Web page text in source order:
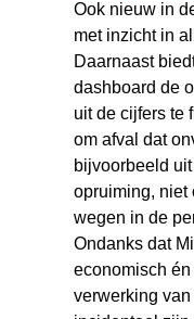
Ook nieuw in
met inzicht in
Daarnaast
dashboard de
uit de cijfers te
om afval dat
bijvoorbeeld
opruiming, niet
wegen in de
Ondanks dat
economisch
verwerking